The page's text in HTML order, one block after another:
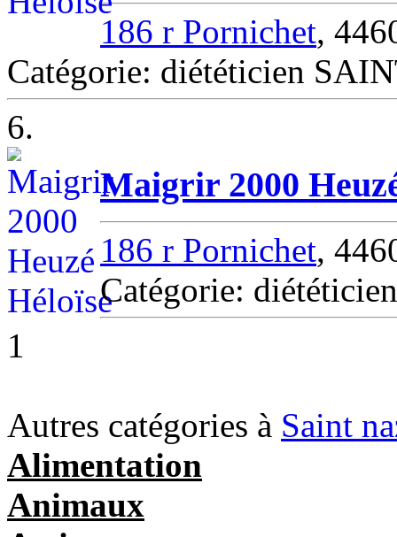
186 r Pornichet,
Catégorie: diététicien
6.
Maigrir 2000
186 r Pornichet,
Catégorie:
1
Autres catégories à Saint
Alimentation
Animaux